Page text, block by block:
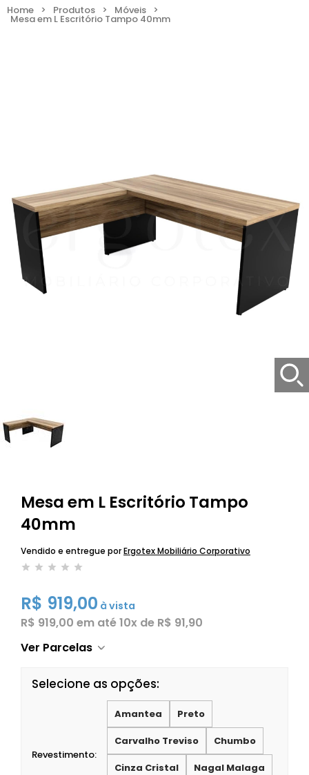
Home > Produtos > Móveis >
Mesa em L Escritório Tampo 40mm
Mesa em L Escritório Tampo
40mm
Vendido e entregue porErgotex Mobiliário Corporativo
R$ 919,00 à vista
R$ 919,00 em até10x de R$ 91,90
Ver Parcelas
Selecione as opções:
Revestimento:
Amantea Preto
Carvalho Treviso Chumbo
Cinza Cristal Nagal Malaga